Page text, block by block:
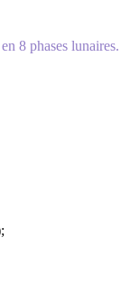
en 8 phases lunaires.